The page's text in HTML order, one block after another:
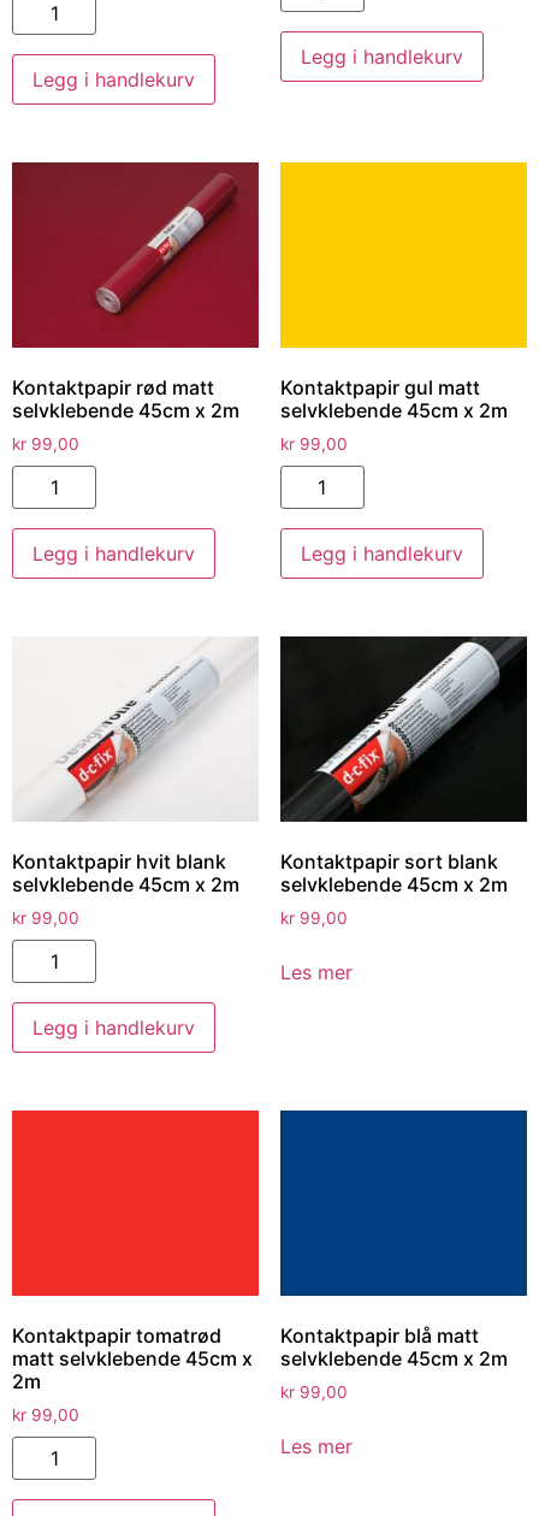
Legg i handlekurv
Legg i handlekurv
Kontaktpapir rød matt
selvklebende 45cm x 2m
kr 99,00
Legg i handlekurv
Kontaktpapir gul matt
selvklebende 45cm x 2m
kr99,00
Legg i handlekurv
Kontaktpapir hvit blank
selvklebende 45cm x 2m
kr 99,00
Legg i handlekurv
Kontaktpapir sort blank
selvklebende 45cm x 2m
kr99,00
Les mer
Kontaktpapir tomatrød
matt selvklebende 45cm x
2m
kr 99,00
Kontaktpapir blå matt
selvklebende 45cm x 2m
kr99,00
Les mer